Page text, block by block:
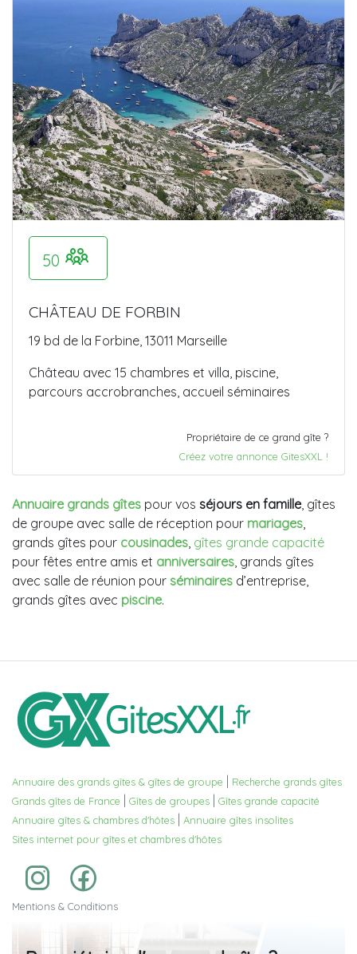
50
CHÂTEAU DE FORBIN
19 bd de la Forbine, 13011 Marseille
Château avec 15 chambres et villa, piscine,
parcours accrobranches, accueil séminaires
Propriétaire de ce grand gîte ?
Créez votre annonce GitesXXL !
Annuaire grands gîtes pour vos séjours en famille, gîtes
de groupe avec salle de réception pour mariages,
grands gîtes pour cousinades, gîtes grande capacité
pour fêtes entre amis et anniversaires, grands gîtes
avec salle de réunion pour séminaires d’entreprise,
grands gîtes avec piscine.
Annuaire des grands gîtes & gîtes de groupe
Recherche grands gîtes
Grands gîtes de France
Gîtes de groupes
Gîtes grande capacité
Annuaire gîtes & chambres d'hôtes
Annuaire gîtes insolites
Sites internet pour gîtes et chambres d'hôtes
Mentions & Conditions